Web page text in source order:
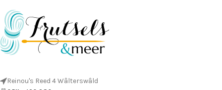
Reinou's Reed 4 Wâlterswâld